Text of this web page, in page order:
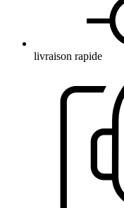
livraison rapide